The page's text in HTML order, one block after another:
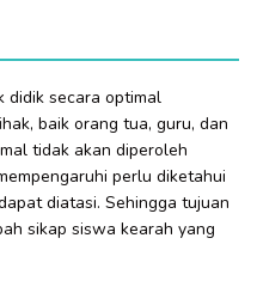
didik secara optimal
baik orang tua, guru, dan
tidak akan diperoleh
perlu diketahui
diatasi. Sehingga tujuan
sikap siswa kearah yang